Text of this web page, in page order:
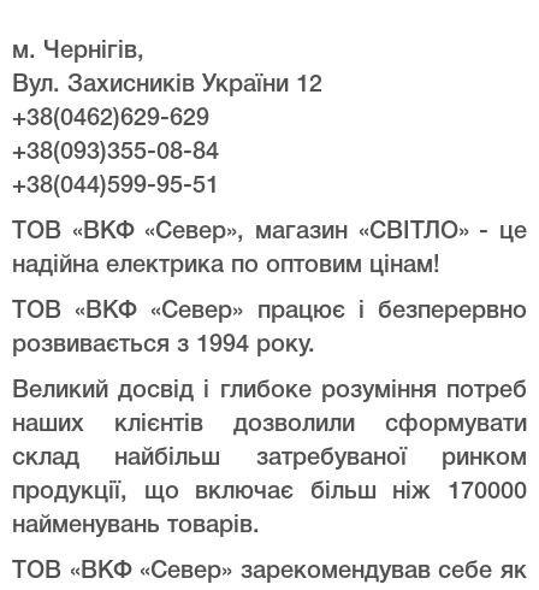
м. Чернігів,
Вул. Захисників України 12
+38(0462)629-629
+38(093)355-08-84
+38(044)599-95-51
ТОВ «ВКФ «Север», магазин «СВІТЛО» - це
надійна електрика по оптовим цінам!
ТОВ «ВКФ «Север» працює і безперервно
розвивається з 1994 року.
Великий досвід і глибоке розуміння потреб
наших клієнтів дозволили сформувати
склад найбільш затребуваної ринком
продукції, що включає більш ніж 170000
найменувань товарів.
ТОВ «ВКФ «Север» зарекомендував себе як